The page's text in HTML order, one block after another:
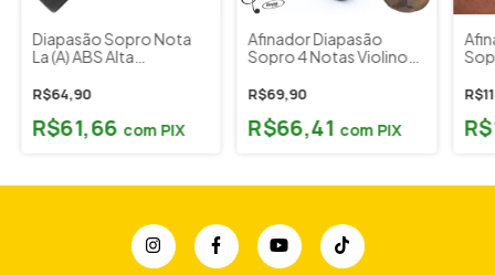
Diapasão Sopro Nota
La (A) ABS Alta
Afinação Hering SHG
R$64,90
R$61,66 com PIX
Afinador Diapasão
Sopro 4 Notas Violino
R$69,90
R$66,41 com PIX